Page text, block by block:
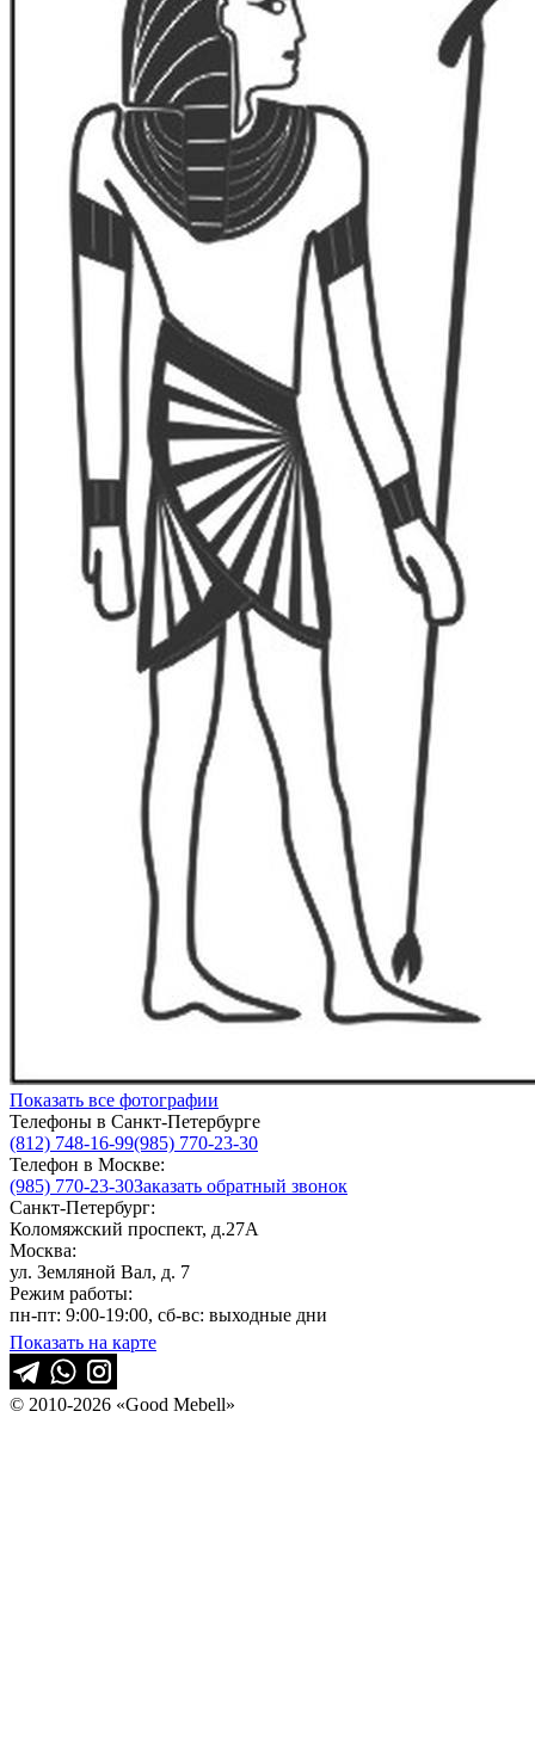
Показать все фотографии
Телефоны в Санкт-Петербурге
(812) 748-16-99(985) 770-23-30
Телефон в Москве:
(985) 770-23-30Заказать обратный звонок
Санкт-Петербург:
Коломяжский проспект, д.27А
Москва:
ул. Земляной Вал, д. 7
Режим работы:
пн-пт: 9:00-19:00, сб-вс: выходные дни
Показать на карте
© 2010-2026 «Good Mebell»